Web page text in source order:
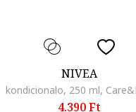
NIVEA
4.390 Ft